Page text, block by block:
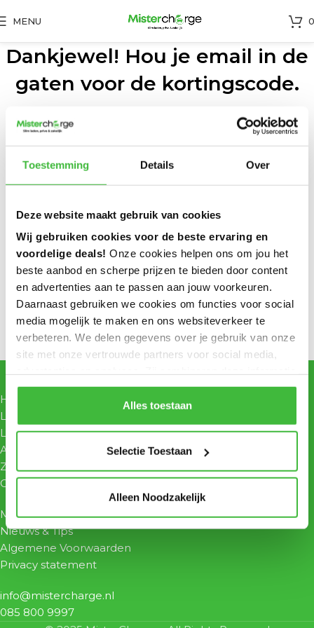
Toestemming Details Over
Deze website maakt gebruik van cookies
Wij gebruiken cookies voor de beste ervaring en
voordelige deals! Onze cookies helpen ons om jou het
beste aanbod en scherpe prijzen te bieden door content
en advertenties aan te passen aan jouw voorkeuren.
Daarnaast gebruiken we cookies om functies voor social
media mogelijk te maken en ons websiteverkeer te
verbeteren. We delen gegevens over je gebruik van onze
site met onze vertrouwde partners voor social media,
met andere gegevens om jou een nog betere,
gepersonaliseerde ervaring te bieden.
Alles toestaan
Selectie Toestaan
Alleen Noodzakelijk
MENU
Dankjewel! Hou je email in de
gaten voor de kortingscode.
Deze kan soms ook in de spam belanden
Home
Laadpaal kopen
Laadpaal installeren
Accessoires
Zakelijk
Contact
Mijn account
Nieuws & Tips
Algemene Voorwaarden
Privacy statement
info@mistercharge.nl
085 800 9997